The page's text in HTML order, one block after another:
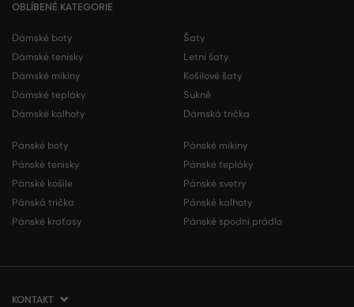
OBLÍBENÉ KATEGORIE
Dámské boty
Dámské tenisky
Dámské mikiny
Dámské tepláky
Dámské kalhoty
Šaty
Letní šaty
Košilové šaty
Sukně
Dámská trička
Pánské boty
Pánské tenisky
Pánské košile
Pánská trička
Pánské kraťasy
Pánské mikiny
Pánské tepláky
Pánské svetry
Pánské kalhoty
Pánské spodní prádlo
KONTAKT